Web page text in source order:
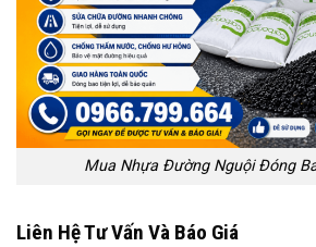
Mua Nhựa Đường Nguội Đóng
Liên Hệ Tư Vấn Và Báo Giá